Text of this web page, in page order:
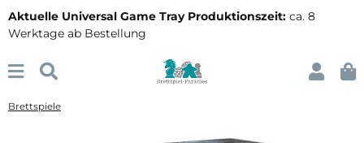
Aktuelle Universal Game Tray Produktionszeit: ca. 8
Werktage ab Bestellung
Brettspiele